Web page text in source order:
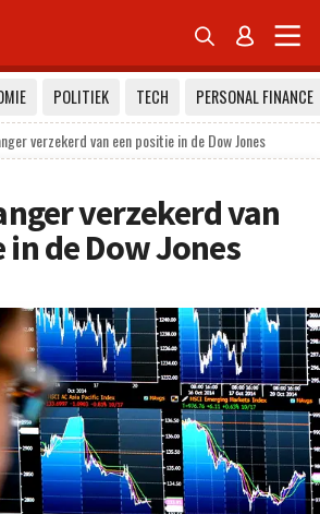
 
POLITIEK TECH
PERSONAL FINANCE
verzekerd van een positie in de Dow Jones
verzekerd van
de Dow Jones